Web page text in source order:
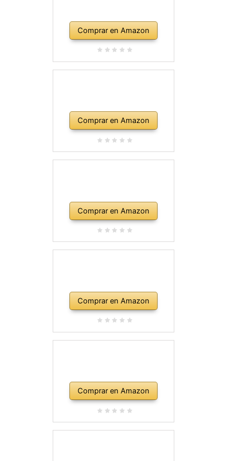
Comprar en Amazon
Comprar en Amazon
Comprar en Amazon
Comprar en Amazon
Comprar en Amazon